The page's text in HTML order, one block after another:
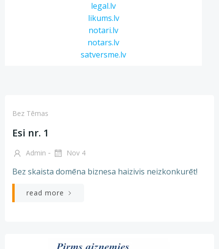
legal.lv
likums.lv
notari.lv
notars.lv
satversme.lv
Bez Tēmas
Esi nr. 1
Admin - Nov 4
Bez skaista domēna biznesa haizivis neizkonkurēt!
read more